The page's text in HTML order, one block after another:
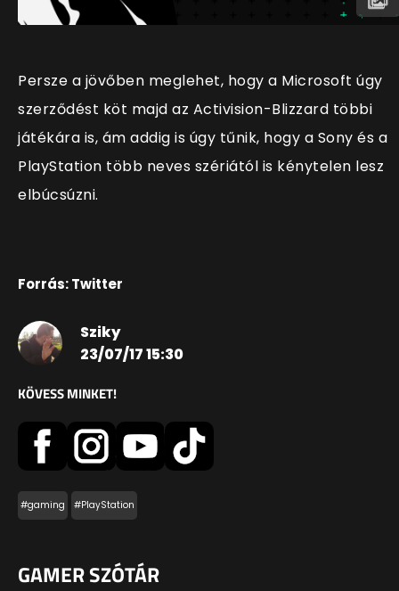
Persze a jövőben meglehet, hogy a Microsoft úgy
szerződést köt majd az Activision-Blizzard többi
játékára is, ám addig is úgy tűnik, hogy a Sony és a
PlayStation több neves szériától is kénytelen lesz
elbúcsúzni.
Forrás: Twitter
Sziky
23/07/17 15:30
KÖVESS MINKET!
#gaming #PlayStation
GAMER SZÓTÁR